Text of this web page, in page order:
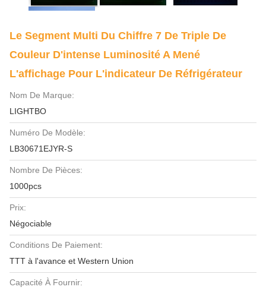
Le Segment Multi Du Chiffre 7 De Triple De
Couleur D'intense Luminosité A Mené
L'affichage Pour L'indicateur De Réfrigérateur
Nom De Marque:
LIGHTBO
Numéro De Modèle:
LB30671EJYR-S
Nombre De Pièces:
1000pcs
Prix:
Négociable
Conditions De Paiement:
TTT à l'avance et Western Union
Capacité À Fournir: